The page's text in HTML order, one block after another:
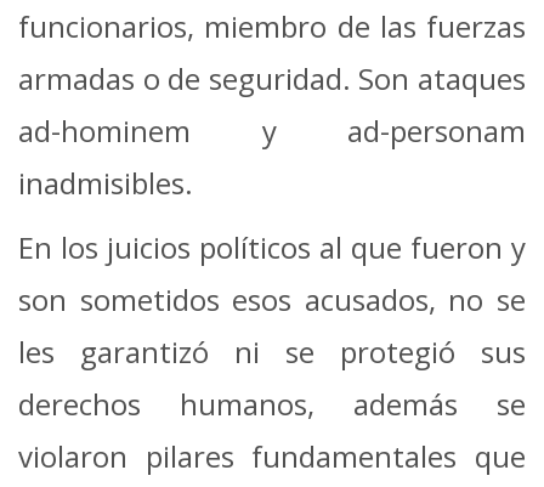
funcionarios, miembro de las fuerzas
armadas o de seguridad. Son ataques
ad-hominem y ad-personam
inadmisibles.
En los juicios políticos al que fueron y
son sometidos esos acusados, no se
les garantizó ni se protegió sus
derechos humanos, además se
violaron pilares fundamentales que